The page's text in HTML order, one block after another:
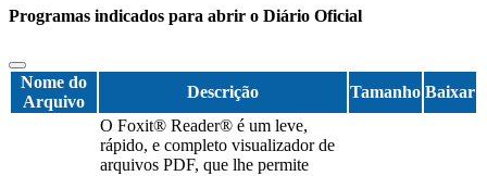
Programas indicados para abrir o Diário Oficial
Nome do
Arquivo
Descrição Tamanho Baixar
O Foxit® Reader® é um leve,
rápido, e completo visualizador de
arquivos PDF, que lhe permite